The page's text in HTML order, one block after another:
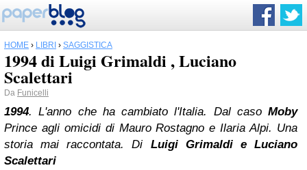
HOME › LIBRI › SAGGISTICA
1994 di Luigi Grimaldi , Luciano
Scalettari
Da Funicelli
1994. L'anno che ha cambiato l'Italia. Dal caso Moby
Prince agli omicidi di Mauro Rostagno e Ilaria Alpi. Una
storia mai raccontata. Di Luigi Grimaldi e Luciano
Scalettari